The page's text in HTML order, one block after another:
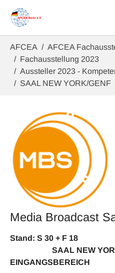
AFCEA
AFCEA
Fachausstellung 2023
Aussteller 2023 -
SAAL NEW YORK/GENF
Media Broadcast
Stand: S
SAAL NEW YORK /
EINGANGSBEREICH